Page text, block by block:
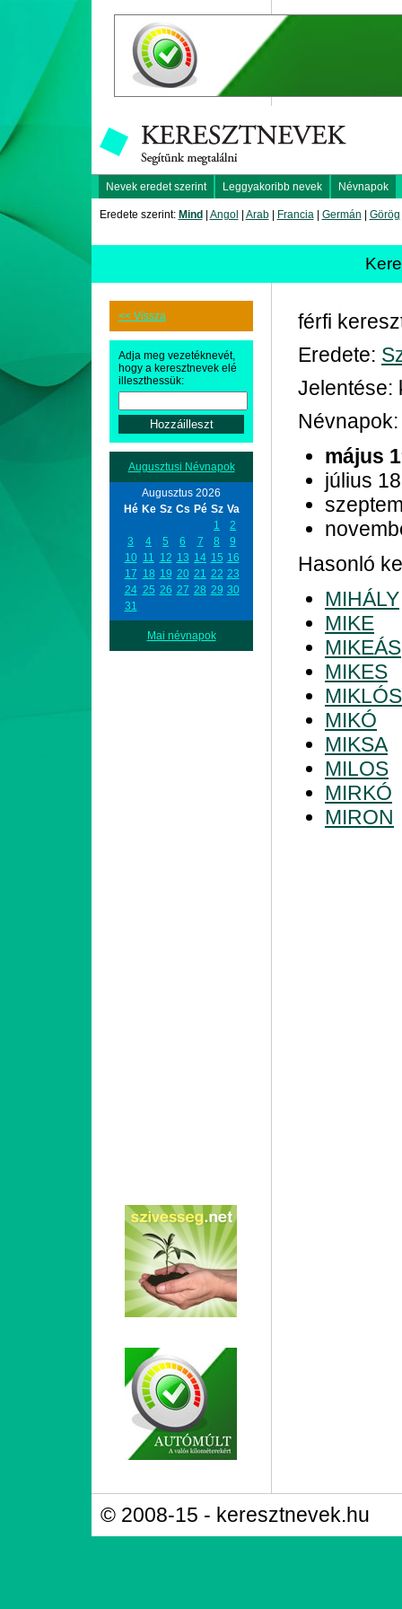
Nevek eredet szerint Leggyakoribb nevek Névnapok
Eredete szerint: Mind Angol Arab| Francia| Germán Görög
<< Vissza
Adja meg vezetéknevét,
hogy a keresztnevek elé
illeszthessük:
Augusztusi Névnapok
Augusztus 2026
Hé Ke Sz Cs Pé Sz Va
1
2
3
4 5 6 7 8
9
10 11 12 13 14 15 16
17 18 19 20 21 22 23
24 25 26 27 28 29 30
31
Mai névnapok
férfi
Eredete:
Jelentése:
Névnapok:
május
július 18
Hasonló
MIHÁLY
MIKE
MIKEÁS
MIKES
MIKLÓS
MIKÓ
MIKSA
MILOS
MIRKÓ
MIRON
© 2008-15 - keresztnevek.hu